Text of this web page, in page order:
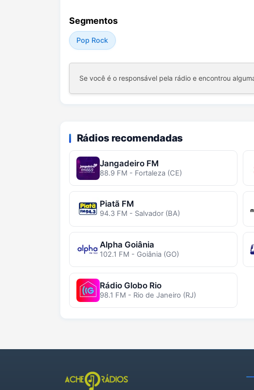
Segmentos
Pop Rock
Se você é o responsável pela rádio e encontrou
Rádios recomendadas
Jangadeiro FM
88.9 FM - Fortaleza (CE)
Piatã FM
94.3 FM - Salvador (BA)
Alpha Goiânia
102.1 FM - Goiânia (GO)
Rádio Globo Rio
98.1 FM - Rio de Janeiro (RJ)